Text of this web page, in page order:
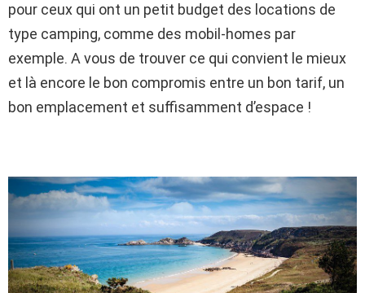
pour ceux qui ont un petit budget des locations de
type camping, comme des mobil-homes par
exemple. A vous de trouver ce qui convient le mieux
et là encore le bon compromis entre un bon tarif, un
bon emplacement et suffisamment d’espace !